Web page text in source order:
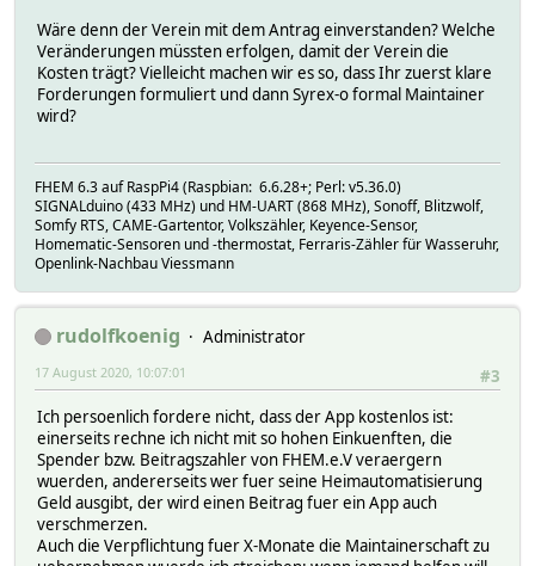
Wäre denn der Verein mit dem Antrag einverstanden? Welche
Veränderungen müssten erfolgen, damit der Verein die
Kosten trägt? Vielleicht machen wir es so, dass Ihr zuerst klare
Forderungen formuliert und dann Syrex-o formal Maintainer
wird?
FHEM 6.3 auf RaspPi4 (Raspbian: 6.6.28+; Perl: v5.36.0)
SIGNALduino (433 MHz) und HM-UART (868 MHz), Sonoff, Blitzwolf,
Somfy RTS, CAME-Gartentor, Volkszähler, Keyence-Sensor,
Homematic-Sensoren und -thermostat, Ferraris-Zähler für Wasseruhr,
Openlink-Nachbau Viessmann
rudolfkoenig
Administrator
#3
17 August 2020, 10:07:01
Ich persoenlich fordere nicht, dass der App kostenlos ist:
einerseits rechne ich nicht mit so hohen Einkuenften, die
Spender bzw. Beitragszahler von FHEM.e.V veraergern
wuerden, andererseits wer fuer seine Heimautomatisierung
Geld ausgibt, der wird einen Beitrag fuer ein App auch
verschmerzen.
Auch die Verpflichtung fuer X-Monate die Maintainerschaft zu